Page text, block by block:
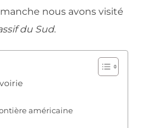
nous avons visité
du Sud.
américaine